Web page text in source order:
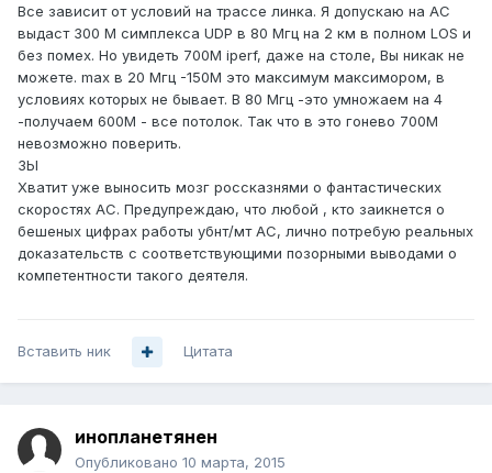
Все зависит от условий на трассе линка. Я допускаю на АС
выдаст 300 М симплекса UDP в 80 Мгц на 2 км в полном LOS и
без помех. Но увидеть 700М iperf, даже на столе, Вы никак не
можете. max в 20 Мгц -150М это максимум максимором, в
условиях которых не бывает. В 80 Мгц -это умножаем на 4
-получаем 600М - все потолок. Так что в это гонево 700М
невозможно поверить.
ЗЫ
Хватит уже выносить мозг россказнями о фантастических
скоростях АС. Предупреждаю, что любой , кто заикнется о
бешеных цифрах работы убнт/мт АС, лично потребую реальных
доказательств с соответствующими позорными выводами о
компетентности такого деятеля.
Вставить ник Цитата
инопланетянен
Опубликовано 10 марта, 2015